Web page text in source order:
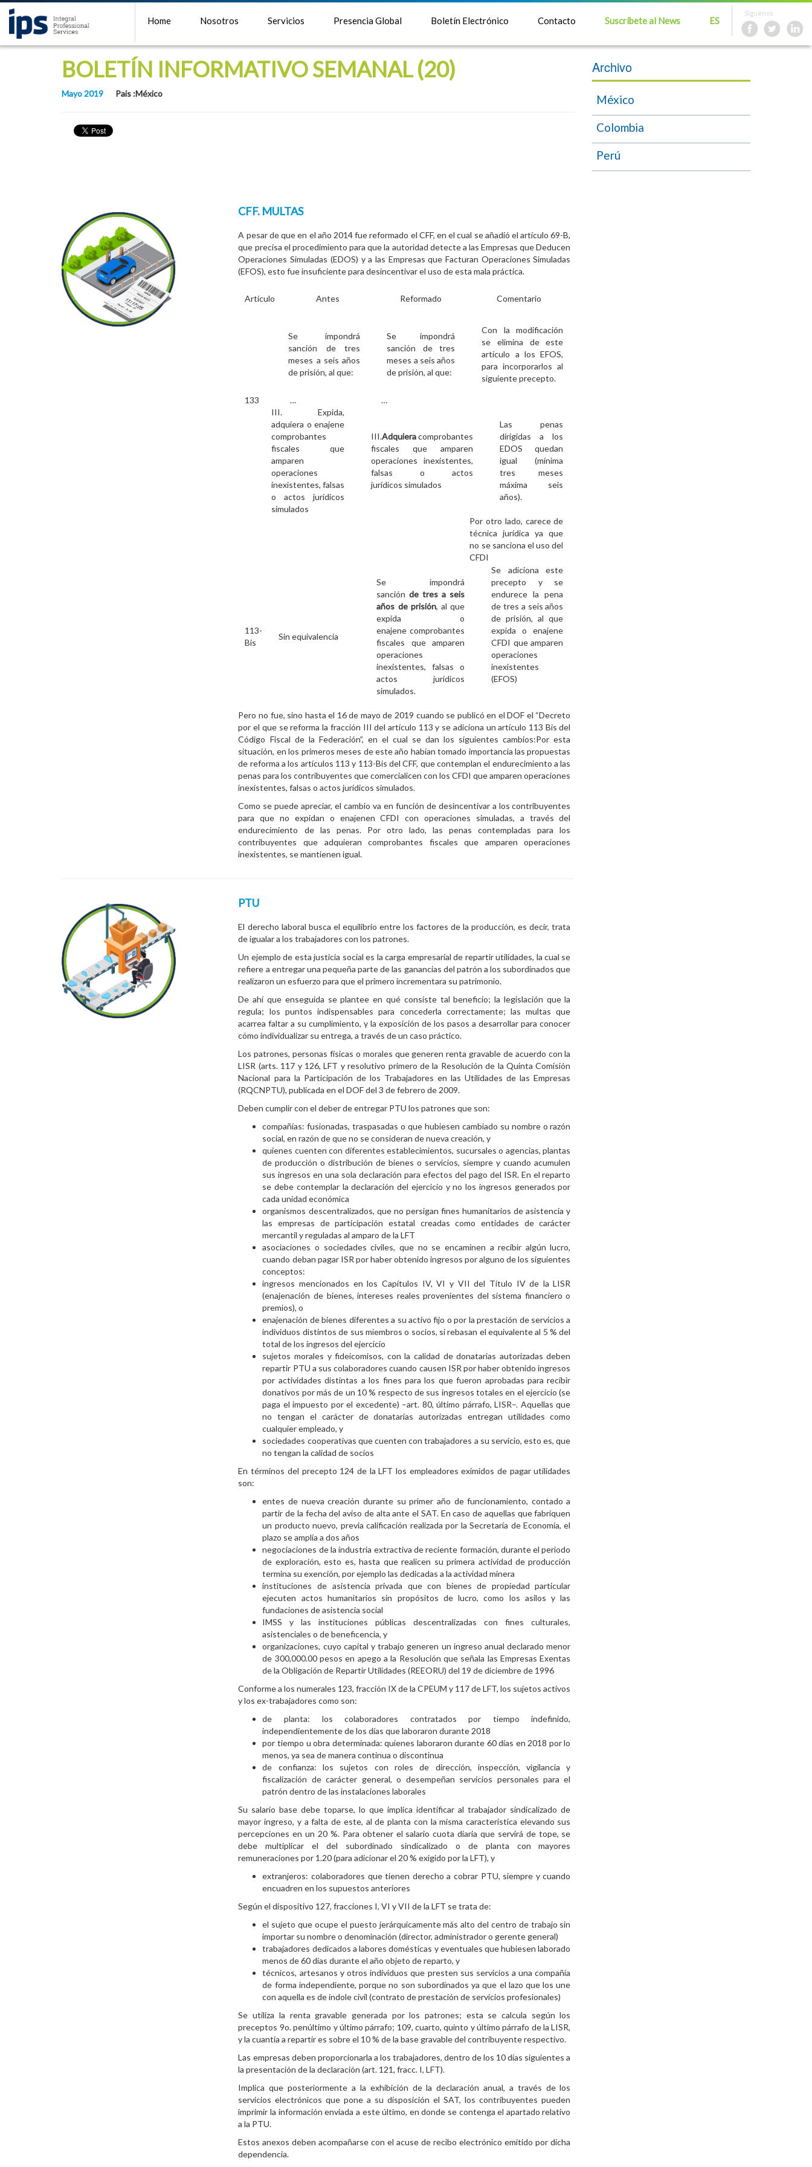
Home Nosotros Servicios Presencia Global Boletín Electrónico Contacto Suscríbete al News ES
Síguenos
BOLETÍN INFORMATIVO SEMANAL (20)
Mayo 2019 Pais :México
CFF. MULTAS
A pesar de que en el año 2014 fue reformado el CFF, en el cual se añadió el artículo 69-B,
que precisa el procedimiento para que la autoridad detecte a las Empresas que Deducen
Operaciones Simuladas (EDOS) y a las Empresas que Facturan Operaciones Simuladas
(EFOS), esto fue insuficiente para desincentivar el uso de esta mala práctica.
Artículo Antes Reformado Comentario
Se impondrá
sanción de tres
meses a seis años
de prisión, al que:
Se impondrá
sanción de tres
meses a seis años
de prisión, al que:
Con la modificación
se elimina de este
artículo a los EFOS,
para incorporarlos al
siguiente precepto.
133 …
…
III. Expida,
adquiera o enajene
comprobantes
fiscales que
amparen
operaciones
inexistentes, falsas
o actos jurídicos
simulados
III.Adquieracomprobantes
fiscales que amparen
operaciones inexistentes,
falsas o actos
jurídicos simulados
Las penas
dirigidas a los
EDOS quedan
igual (mínima
tres meses
máxima seis
años).
Por otro lado, carece de
técnica jurídica ya que
no se sanciona el uso del
CFDI
113-
Bis
Sin equivalencia
Se impondrá
sanciónde tres a seis
años de prisión, al que
expida o
enajene comprobantes
fiscales que amparen
operaciones
inexistentes, falsas o
actos jurídicos
simulados.
Se adiciona este
precepto y se
endurece la pena
de tres a seis años
de prisión, al que
expida o enajene
CFDI que amparen
operaciones
inexistentes
(EFOS)
Pero no fue, sino hasta el 16 de mayo de 2019 cuando se publicó en el DOF el “Decreto
por el que se reforma la fracción III del artículo 113 y se adiciona un artículo 113 Bis del
Código Fiscal de la Federación”, en el cual se dan los siguientes cambios:Por esta
situación, en los primeros meses de este año habían tomado importancia las propuestas
de reforma a los artículos 113 y 113-Bis del CFF, que contemplan el endurecimiento a las
penas para los contribuyentes que comercialicen con los CFDI que amparen operaciones
inexistentes, falsas o actos jurídicos simulados.
Como se puede apreciar, el cambio va en función de desincentivar a los contribuyentes
para que no expidan o enajenen CFDI con operaciones simuladas, a través del
endurecimiento de las penas. Por otro lado, las penas contempladas para los
contribuyentes que adquieran comprobantes fiscales que amparen operaciones
inexistentes, se mantienen igual.
PTU
El derecho laboral busca el equilibrio entre los factores de la producción, es decir, trata
de igualar a los trabajadores con los patrones.
Un ejemplo de esta justicia social es la carga empresarial de repartir utilidades, la cual se
refiere a entregar una pequeña parte de las ganancias del patrón a los subordinados que
realizaron un esfuerzo para que el primero incrementara su patrimonio.
De ahí que enseguida se plantee en qué consiste tal beneficio; la legislación que la
regula; los puntos indispensables para concederla correctamente; las multas que
acarrea faltar a su cumplimiento, y la exposición de los pasos a desarrollar para conocer
cómo individualizar su entrega, a través de un caso práctico.
Los patrones, personas físicas o morales que generen renta gravable de acuerdo con la
LISR (arts. 117 y 126, LFT y resolutivo primero de la Resolución de la Quinta Comisión
Nacional para la Participación de los Trabajadores en las Utilidades de las Empresas
(RQCNPTU), publicada en el DOF del 3 de febrero de 2009.
Deben cumplir con el deber de entregar PTU los patrones que son:
compañías: fusionadas, traspasadas o que hubiesen cambiado su nombre o razón
social, en razón de que no se consideran de nueva creación, y
quienes cuenten con diferentes establecimientos, sucursales o agencias, plantas
de producción o distribución de bienes o servicios, siempre y cuando acumulen
sus ingresos en una sola declaración para efectos del pago del ISR. En el reparto
se debe contemplar la declaración del ejercicio y no los ingresos generados por
cada unidad económica
organismos descentralizados, que no persigan fines humanitarios de asistencia y
las empresas de participación estatal creadas como entidades de carácter
mercantil y reguladas al amparo de la LFT
asociaciones o sociedades civiles, que no se encaminen a recibir algún lucro,
cuando deban pagar ISR por haber obtenido ingresos por alguno de los siguientes
conceptos:
ingresos mencionados en los Capítulos IV, VI y VII del Título IV de la LISR
(enajenación de bienes, intereses reales provenientes del sistema financiero o
premios), o
enajenación de bienes diferentes a su activo fijo o por la prestación de servicios a
individuos distintos de sus miembros o socios, si rebasan el equivalente al 5 % del
total de los ingresos del ejercicio
sujetos morales y fideicomisos, con la calidad de donatarias autorizadas deben
repartir PTU a sus colaboradores cuando causen ISR por haber obtenido ingresos
por actividades distintas a los fines para los que fueron aprobadas para recibir
donativos por más de un 10 % respecto de sus ingresos totales en el ejercicio (se
paga el impuesto por el excedente) –art. 80, último párrafo, LISR–. Aquellas que
no tengan el carácter de donatarias autorizadas entregan utilidades como
cualquier empleado, y
sociedades cooperativas que cuenten con trabajadores a su servicio, esto es, que
no tengan la calidad de socios
En términos del precepto 124 de la LFT los empleadores eximidos de pagar utilidades
son:
entes de nueva creación durante su primer año de funcionamiento, contado a
partir de la fecha del aviso de alta ante el SAT. En caso de aquellas que fabriquen
un producto nuevo, previa calificación realizada por la Secretaría de Economía, el
plazo se amplía a dos años
negociaciones de la industria extractiva de reciente formación, durante el periodo
de exploración, esto es, hasta que realicen su primera actividad de producción
termina su exención, por ejemplo las dedicadas a la actividad minera
instituciones de asistencia privada que con bienes de propiedad particular
ejecuten actos humanitarios sin propósitos de lucro, como los asilos y las
fundaciones de asistencia social
IMSS y las instituciones públicas descentralizadas con fines culturales,
asistenciales o de beneficencia, y
organizaciones, cuyo capital y trabajo generen un ingreso anual declarado menor
de 300,000.00 pesos en apego a la Resolución que señala las Empresas Exentas
de la Obligación de Repartir Utilidades (REEORU) del 19 de diciembre de 1996
Conforme a los numerales 123, fracción IX de la CPEUM y 117 de LFT, los sujetos activos
y los ex-trabajadores como son:
de planta: los colaboradores contratados por tiempo indefinido,
independientemente de los días que laboraron durante 2018
por tiempo u obra determinada: quienes laboraron durante 60 días en 2018 por lo
menos, ya sea de manera continua o discontinua
de confianza: los sujetos con roles de dirección, inspección, vigilancia y
fiscalización de carácter general, o desempeñan servicios personales para el
patrón dentro de las instalaciones laborales
Su salario base debe toparse, lo que implica identificar al trabajador sindicalizado de
mayor ingreso, y a falta de este, al de planta con la misma característica elevando sus
percepciones en un 20 %. Para obtener el salario cuota diaria que servirá de tope, se
debe multiplicar el del subordinado sindicalizado o de planta con mayores
remuneraciones por 1.20 (para adicionar el 20 % exigido por la LFT), y
extranjeros: colaboradores que tienen derecho a cobrar PTU, siempre y cuando
encuadren en los supuestos anteriores
Según el dispositivo 127, fracciones I, VI y VII de la LFT se trata de:
el sujeto que ocupe el puesto jerárquicamente más alto del centro de trabajo sin
importar su nombre o denominación (director, administrador o gerente general)
trabajadores dedicados a labores domésticas y eventuales que hubiesen laborado
menos de 60 días durante el año objeto de reparto, y
técnicos, artesanos y otros individuos que presten sus servicios a una compañía
de forma independiente, porque no son subordinados ya que el lazo que los une
con aquella es de índole civil (contrato de prestación de servicios profesionales)
Se utiliza la renta gravable generada por los patrones; esta se calcula según los
preceptos 9o. penúltimo y último párrafo; 109, cuarto, quinto y último párrafo de la LISR,
y la cuantía a repartir es sobre el 10 % de la base gravable del contribuyente respectivo.
Las empresas deben proporcionarla a los trabajadores, dentro de los 10 días siguientes a
la presentación de la declaración (art. 121, fracc. I, LFT).
Implica que posteriormente a la exhibición de la declaración anual, a través de los
servicios electrónicos que pone a su disposición el SAT, los contribuyentes pueden
imprimir la información enviada a este último, en donde se contenga el apartado relativo
a la PTU.
Estos anexos deben acompañarse con el acuse de recibo electrónico emitido por dicha
dependencia.
Archivo
México
Colombia
Perú